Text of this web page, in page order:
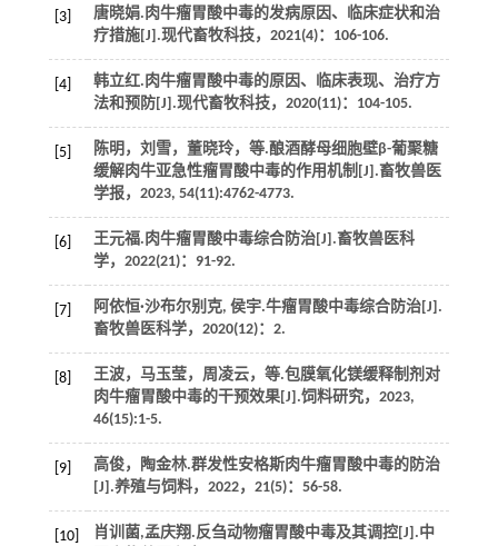
[3]
唐晓娟.肉牛瘤胃酸中毒的发病原因、临床症状和治
疗措施[J].现代畜牧科技， 2021(4)：106-106.
[4]
韩立红.肉牛瘤胃酸中毒的原因、临床表现、治疗方
法和预防[J].现代畜牧科技， 2020(11)：104-105.
[5] 陈明，刘雪，董晓玲， 等.酿酒酵母细胞壁β-葡聚糖
缓解肉牛亚急性瘤胃酸中毒的作用机制[J].畜牧兽医
学报， 2023, 54(11):4762-4773.
[6] 王元福.肉牛瘤胃酸中毒综合防治[J].畜牧兽医科
学， 2022(21)：91-92.
[7]
阿依恒·沙布尔别克, 侯宇.牛瘤胃酸中毒综合防治[J].
畜牧兽医科学， 2020(12)：2.
[8] 王波，马玉莹，周凌云， 等.包膜氧化镁缓释制剂对
肉牛瘤胃酸中毒的干预效果[J].饲料研究， 2023,
46(15):1-5.
[9]
高俊，陶金林.群发性安格斯肉牛瘤胃酸中毒的防治
[J].养殖与饲料， 2022， 21(5)：56-58.
[10] 肖训菌,孟庆翔.反刍动物瘤胃酸中毒及其调控[J].中